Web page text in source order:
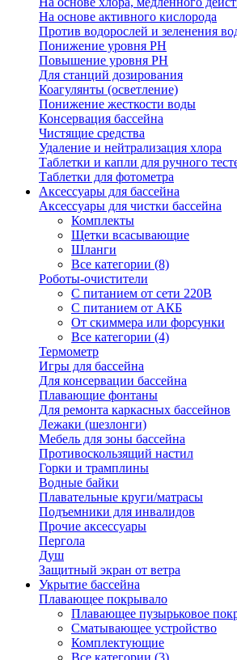
На основе активного кислорода
Против водорослей и зеленения
Понижение уровня РН
Повышение уровня РН
Для станций дозирования
Коагулянты (осветление)
Понижение жесткости воды
Консервация бассейна
Чистящие средства
Удаление и нейтрализация хлора
Таблетки и капли для ручного
Таблетки для фотометра
Аксессуары для бассейна
Аксессуары для чистки бассейна
Комплекты
Щетки всасывающие
Шланги
Все категории (8)
Роботы-очистители
С питанием от сети 220В
С питанием от АКБ
От скиммера или форсунки
Все категории (4)
Термометр
Игры для бассейна
Для консервации бассейна
Плавающие фонтаны
Для ремонта каркасных бассейнов
Лежаки (шезлонги)
Мебель для зоны бассейна
Противоскользящий настил
Горки и трамплины
Водные байки
Плавательные круги/матрасы
Подъемники для инвалидов
Прочие аксессуары
Пергола
Душ
Защитный экран от ветра
Укрытие бассейна
Плавающее покрывало
Плавающее пузырьковое
Сматывающее устройство
Комплектующие
Все категории (3)